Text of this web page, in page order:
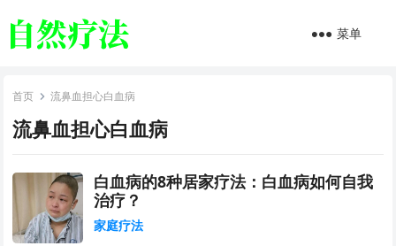
菜单
首页 流鼻血担心白血病
流鼻血担心白血病
白血病的8种居家疗法：白血病如何自我
治疗？
家庭疗法